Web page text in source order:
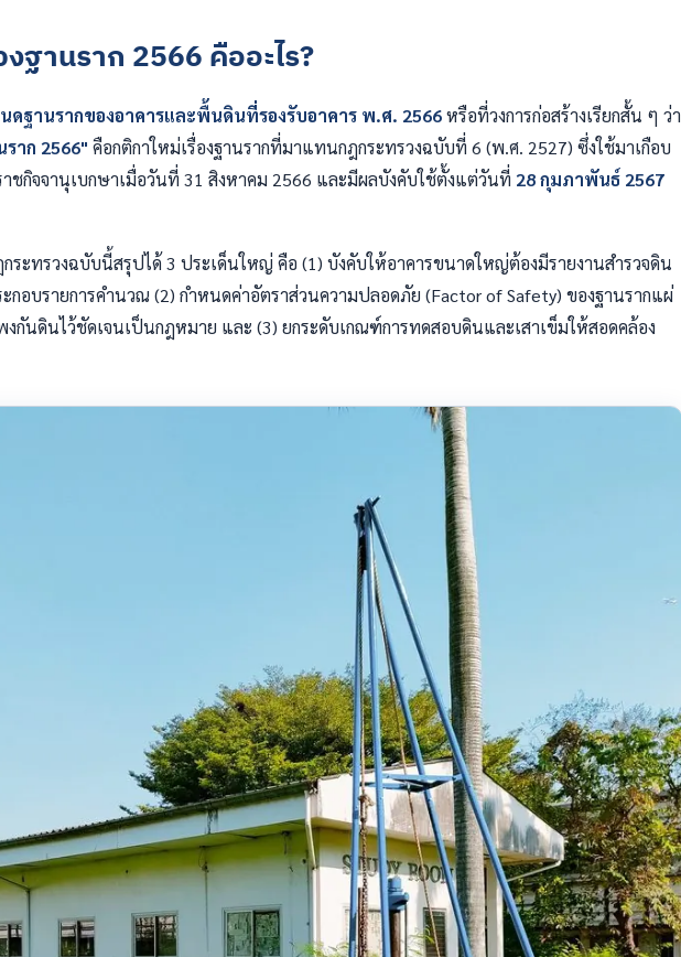
ฐานราก 2566 คืออะไร?
ดฐานรากของอาคารและพื้นดินที่รองรับอาคาร พ.ศ. 2566หรือที่วงการก่อสร้างเรียกสั้น ๆ ว่า
าก 2566" คือกติกาใหม่เรื่องฐานรากที่มาแทนกฎกระทรวงฉบับที่ 6 (พ.ศ. 2527) ซึ่งใช้มาเกือบ
ชกิจจานุเบกษาเมื่อวันที่ 31 สิงหาคม 2566 และมีผลบังคับใช้ตั้งแต่วันที่ 28 กุมภาพันธ์ 2567
ระทรวงฉบับนี้สรุปได้ 3 ประเด็นใหญ่ คือ (1) บังคับให้อาคารขนาดใหญ่ต้องมีรายงานสำรวจดิน
กอบรายการคำนวณ (2) กำหนดค่าอัตราส่วนความปลอดภัย (Factor of Safety) ของฐานรากแผ่
งกันดินไว้ชัดเจนเป็นกฎหมาย และ (3) ยกระดับเกณฑ์การทดสอบดินและเสาเข็มให้สอดคล้อง